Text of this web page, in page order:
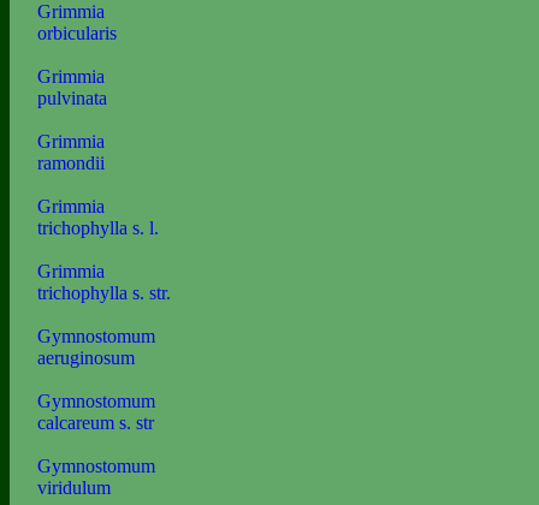
Grimmia
orbicularis
Grimmia
pulvinata
Grimmia
ramondii
Grimmia
trichophylla s. l.
Grimmia
trichophylla s. str.
Gymnostomum
aeruginosum
Gymnostomum
calcareum s. str
Gymnostomum
viridulum